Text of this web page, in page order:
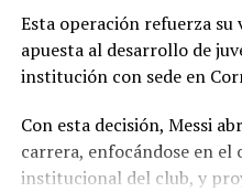
Esta operación refuerza
apuesta al desarrollo de
institución con sede en
Con esta decisión, Messi
carrera, enfocándose en
institucional del club, y